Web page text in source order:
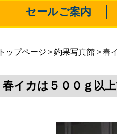
セールご案内
トップページ 釣果写真館 春
春イカは５００ｇ以上